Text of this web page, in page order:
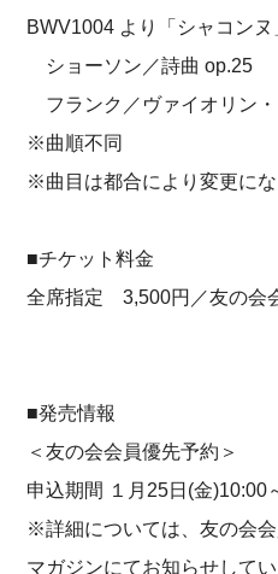
BWV1004 より「シャコンヌ
ショーソン／詩曲 op.25
フランク／ヴァイオリン
※曲順不同
※曲目は都合により変更にな
■チケット料金
全席指定 3,500円／友の会
■発売情報
＜友の会会員優先予約＞
申込期間 １月25日(金)10:00
※詳細については、友の会
マガジンにてお知らせしてい